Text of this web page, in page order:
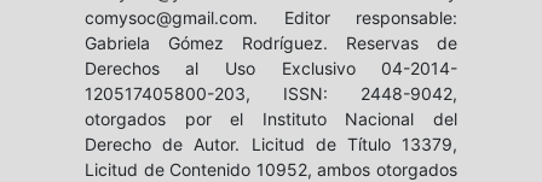
comysoc@gmail.com. Editor responsable:
Gabriela Gómez Rodríguez. Reservas de
Derechos al Uso Exclusivo 04-2014-
120517405800-203, ISSN: 2448-9042,
otorgados por el Instituto Nacional del
Derecho de Autor. Licitud de Título 13379,
Licitud de Contenido 10952, ambos otorgados